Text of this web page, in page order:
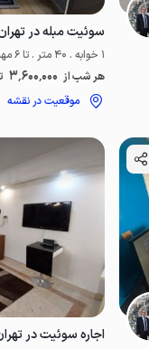
موقعیت در نقشه
1 خوابه . 40 متر . تا 6 مهمان
هر شب از 3٬600٬000
موقعیت در نقشه
اجاره سوئیت در